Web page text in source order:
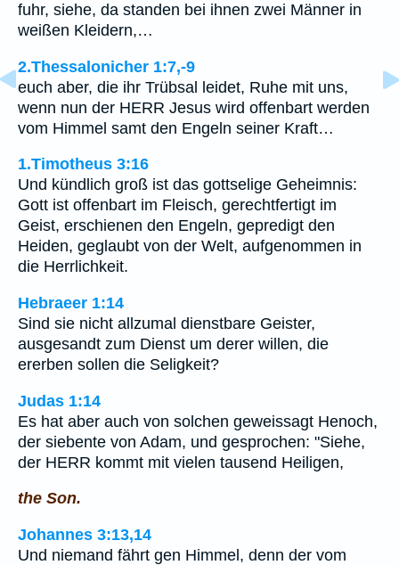
fuhr, siehe, da standen bei ihnen zwei Männer in
weißen Kleidern,…
2.Thessalonicher 1:7,-9
euch aber, die ihr Trübsal leidet, Ruhe mit uns,
wenn nun der HERR Jesus wird offenbart werden
vom Himmel samt den Engeln seiner Kraft…
1.Timotheus 3:16
Und kündlich groß ist das gottselige Geheimnis:
Gott ist offenbart im Fleisch, gerechtfertigt im
Geist, erschienen den Engeln, gepredigt den
Heiden, geglaubt von der Welt, aufgenommen in
die Herrlichkeit.
Hebraeer 1:14
Sind sie nicht allzumal dienstbare Geister,
ausgesandt zum Dienst um derer willen, die
ererben sollen die Seligkeit?
Judas 1:14
Es hat aber auch von solchen geweissagt Henoch,
der siebente von Adam, und gesprochen: "Siehe,
der HERR kommt mit vielen tausend Heiligen,
the Son.
Johannes 3:13,14
Und niemand fährt gen Himmel, denn der vom